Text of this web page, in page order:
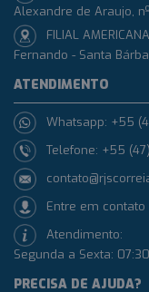
Alexandre de Araujo,
FILIAL
Fernando - Santa
ATENDIMENTO
Whatsapp: +55
Telefone: +55
Entre em contato
Atendimento:
Segunda a Sexta:
PRECISA DE AJUDA?